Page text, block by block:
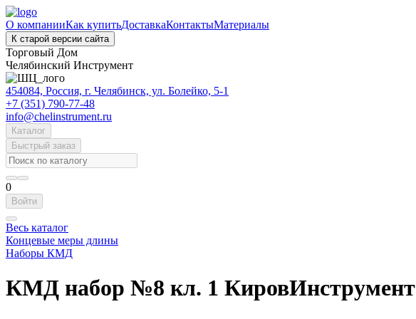
О компанииКак купитьДоставкаКонтактыМатериалы
К старой версии сайта
Торговый Дом
Челябинский Инструмент
454084, Россия, г. Челябинск, ул. Болейко, 5-1
+7 (351) 790-77-48
info@chelinstrument.ru
Каталог
Быстрый заказ
0
Войти
Весь каталог
Концевые меры длины
Наборы КМД
КМД набор №8 кл. 1 КировИнструмент